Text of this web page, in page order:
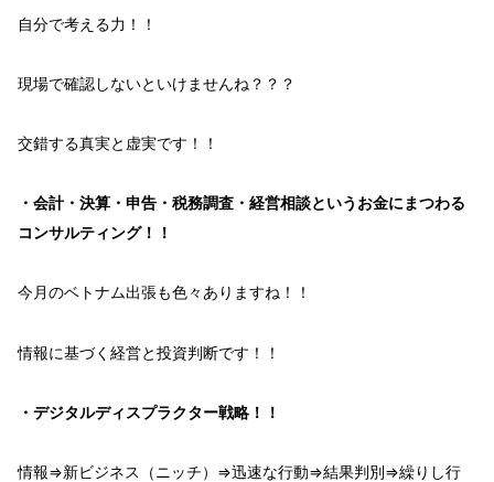
自分で考える力！！
現場で確認しないといけませんね？？？
交錯する真実と虚実です！！
・会計・決算・申告・税務調査・経営相談というお金にまつわる
コンサルティング！！
今月のベトナム出張も色々ありますね！！
情報に基づく 経営と投資判断です！！
・デジタルディスプラクター戦略！！
情報⇒新ビジネス（ニッチ） ⇒迅速な行動⇒結果判別 ⇒繰りし行